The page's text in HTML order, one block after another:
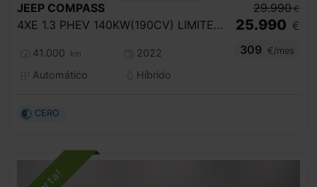
JEEP COMPASS
4XE 1.3 PHEV 140KW(190CV) LIMITED AT AWD
41.000 km
2022
Automático
Híbrido
29.990 €
25.990 €
309
€/mes
CERO